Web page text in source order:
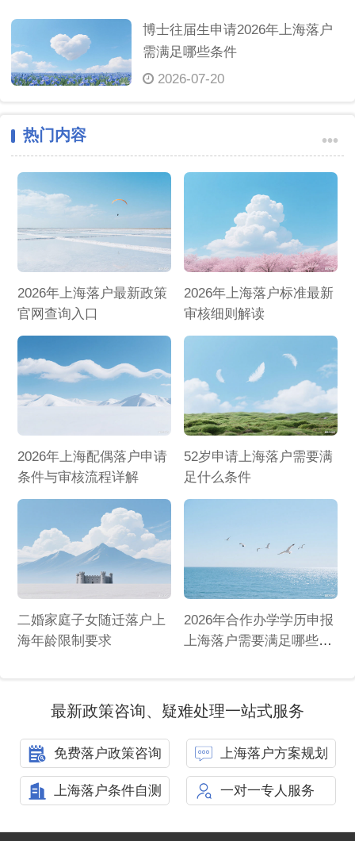
博士往届生申请2026年上海落户
需满足哪些条件
2026-07-20
热门内容 •••
2026年上海落户最新政策
官网查询入口
2026年上海落户标准最新
审核细则解读
2026年上海配偶落户申请
条件与审核流程详解
52岁申请上海落户需要满
足什么条件
二婚家庭子女随迁落户上
海年龄限制要求
2026年合作办学学历申报
上海落户需要满足哪些条
最新政策咨询、疑难处理一站式服务
免费落户政策咨询 上海落户方案规划
上海落户条件自测 一对一专人服务